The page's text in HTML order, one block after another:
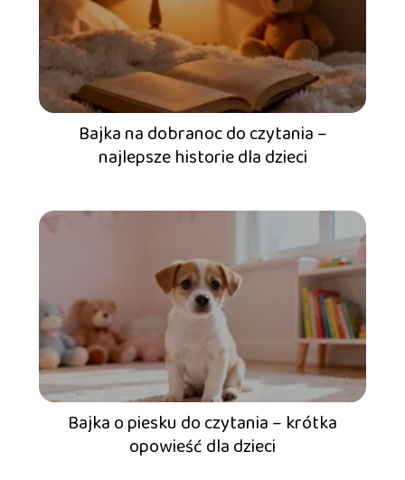
Bajka na dobranoc do czytania –
najlepsze historie dla dzieci
Bajka o piesku do czytania – krótka
opowieść dla dzieci